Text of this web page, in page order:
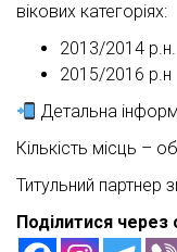
вікових категоріях:
2013/2014 р.н.
2015/2016 р.н
Детальна
Кількість місць –
Титульний партнер
Поділитися